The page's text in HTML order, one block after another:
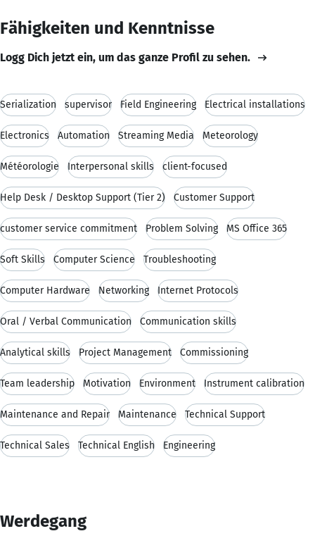
Fähigkeiten und Kenntnisse
Logg Dich jetzt ein, um das ganze Profil zu sehen.
Serialization supervisor Field Engineering Electrical installations
Electronics Automation Streaming Media Meteorology
Météorologie Interpersonal skills client-focused
Help Desk / Desktop Support (Tier 2) Customer Support
customer service commitment Problem Solving MS Office 365
Soft Skills Computer Science Troubleshooting
Computer Hardware Networking Internet Protocols
Oral / Verbal Communication Communication skills
Analytical skills Project Management Commissioning
Team leadership Motivation Environment Instrument calibration
Maintenance and Repair Maintenance Technical Support
Technical Sales Technical English Engineering
Werdegang